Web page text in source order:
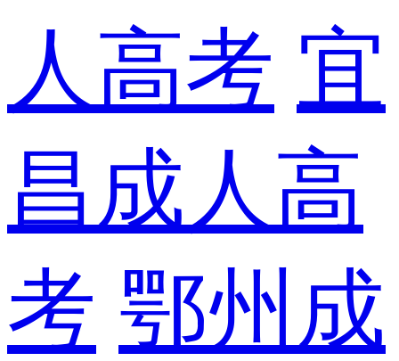
人高考 宜
昌成人高
考 鄂州成